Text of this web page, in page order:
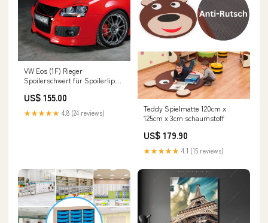
VW Eos (1F) Rieger
Spoilerschwert für Spoilerlippe
gekantete Version, für
Spoilerlippe, ABS, inkl.
Montagezubehör, ABE Ford
US$ 155.00
★★★★★ 4.8 (24 reviews)
Teddy Spielmatte 120cm x
125cm x 3cm schaumstoff
US$ 179.90
★★★★★ 4.1 (15 reviews)